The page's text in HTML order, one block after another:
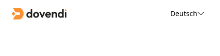
Deutsch